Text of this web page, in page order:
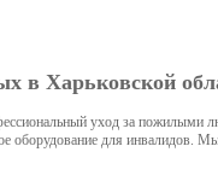
в Харьковской
уход за пожилыми
оборудование для инвалидов.